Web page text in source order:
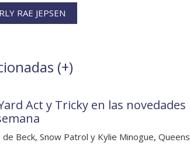
RAE JEPSEN
(+)
Act y Tricky en las novedades
Beck, Snow Patrol y Kylie Minogue, Queens